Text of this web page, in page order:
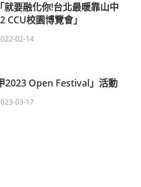
要融化你!台北最暖靠山中
CCU校園博覽會」
02-14
2023 Open Festival」活動
03-17